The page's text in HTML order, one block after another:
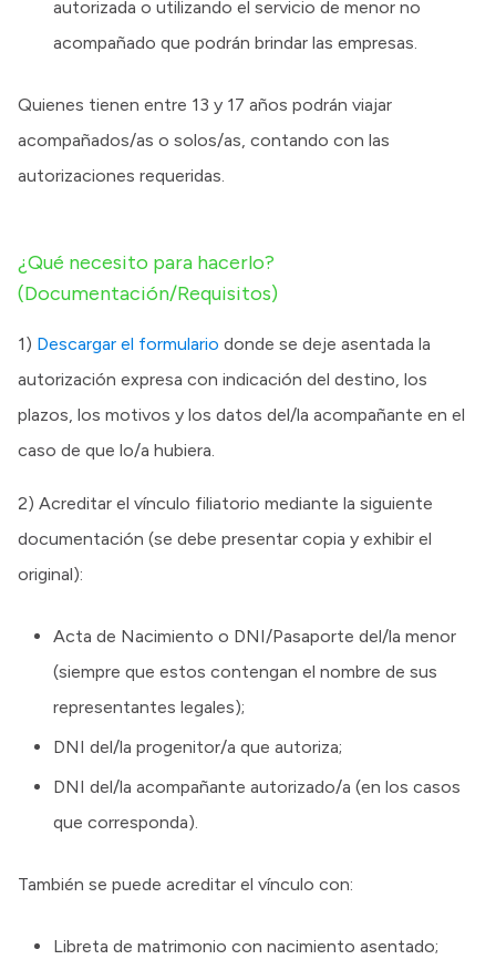
autorizada o utilizando el servicio de menor no
acompañado que podrán brindar las empresas.
Quienes tienen entre 13 y 17 años podrán viajar
acompañados/as o solos/as, contando con las
autorizaciones requeridas.
¿Qué necesito para hacerlo?
(Documentación/Requisitos)
1) Descargar el formulario donde se deje asentada la
autorización expresa con indicación del destino, los
plazos, los motivos y los datos del/la acompañante en el
caso de que lo/a hubiera.
2) Acreditar el vínculo filiatorio mediante la siguiente
documentación (se debe presentar copia y exhibir el
original):
Acta de Nacimiento o DNI/Pasaporte del/la menor
(siempre que estos contengan el nombre de sus
representantes legales);
DNI del/la progenitor/a que autoriza;
DNI del/la acompañante autorizado/a (en los casos
que corresponda).
También se puede acreditar el vínculo con:
Libreta de matrimonio con nacimiento asentado;